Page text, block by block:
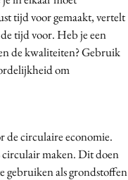
tijd voor gemaakt, vertelt
tijd voor. Heb je een
de kwaliteiten? Gebruik
om
de circulaire economie.
circulair maken. Dit doen
gebruiken als grondstoffen